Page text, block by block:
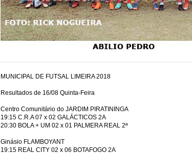
MUNICIPAL DE FUTSAL LIMEIRA 2018
Resultados de 16/08 Quinta-Feira
Centro Comunitário do JARDIM PIRATININGA
19:15 C.R.A 07 x 02 GALÁCTICOS 2A
20:30 BOLA + UM 02 x 01 PALMERA REAL 2ª
Ginásio FLAMBOYANT
19:15 REAL CITY 02 x 06 BOTAFOGO 2A